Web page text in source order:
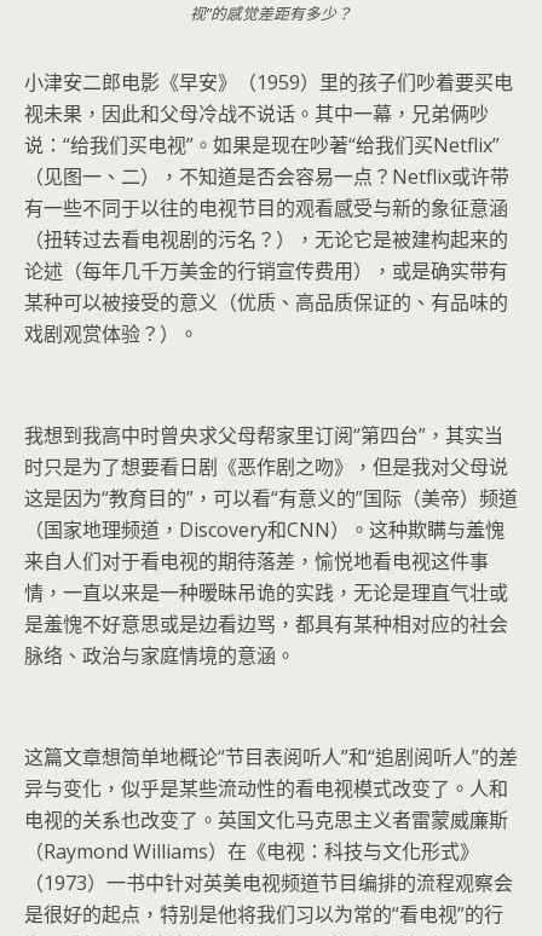
视”的感觉差距有多少？
小津安二郎电影《早安》（1959）里的孩子们吵着要买电
视未果，因此和父母冷战不说话。其中一幕，兄弟俩吵
说：“给我们买电视”。如果是现在吵著“给我们买Netflix”
（见图一、二），不知道是否会容易一点？Netflix或许带
有一些不同于以往的电视节目的观看感受与新的象征意涵
（扭转过去看电视剧的污名？），无论它是被建构起来的
论述（每年几千万美金的行销宣传费用），或是确实带有
某种可以被接受的意义（优质、高品质保证的、有品味的
戏剧观赏体验？）。
我想到我高中时曾央求父母帮家里订阅“第四台”，其实当
时只是为了想要看日剧《恶作剧之吻》，但是我对父母说
这是因为“教育目的”，可以看“有意义的”国际（美帝）频道
（国家地理频道，Discovery和CNN）。这种欺瞒与羞愧
来自人们对于看电视的期待落差，愉悦地看电视这件事
情，一直以来是一种暧昧吊诡的实践，无论是理直气壮或
是羞愧不好意思或是边看边骂，都具有某种相对应的社会
脉络、政治与家庭情境的意涵。
这篇文章想简单地概论“节目表阅听人”和“追剧阅听人”的差
异与变化，似乎是某些流动性的看电视模式改变了。人和
电视的关系也改变了。英国文化马克思主义者雷蒙威廉斯
（Raymond Williams）在《电视：科技与文化形式》
（1973）一书中针对英美电视频道节目编排的流程观察会
是很好的起点，特别是他将我们习以为常的“看电视”的行